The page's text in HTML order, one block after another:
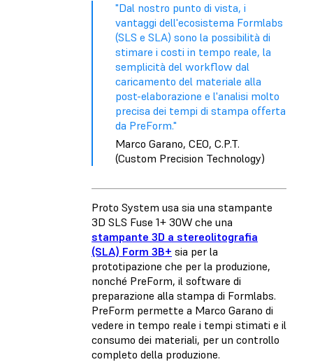
"Dal nostro punto di vista, i
vantaggi dell'ecosistema Formlabs
(SLS e SLA) sono la possibilità di
stimare i costi in tempo reale, la
semplicità del workflow dal
caricamento del materiale alla
post-elaborazione e l'analisi molto
precisa dei tempi di stampa offerta
da PreForm."
Marco Garano, CEO, C.P.T.
(Custom Precision Technology)
Proto System usa sia una stampante
3D SLS Fuse 1+ 30W che una
stampante 3D a stereolitografia
(SLA) Form 3B+ sia per la
prototipazione che per la produzione,
nonché PreForm, il software di
preparazione alla stampa di Formlabs.
PreForm permette a Marco Garano di
vedere in tempo reale i tempi stimati e il
consumo dei materiali, per un controllo
completo della produzione.